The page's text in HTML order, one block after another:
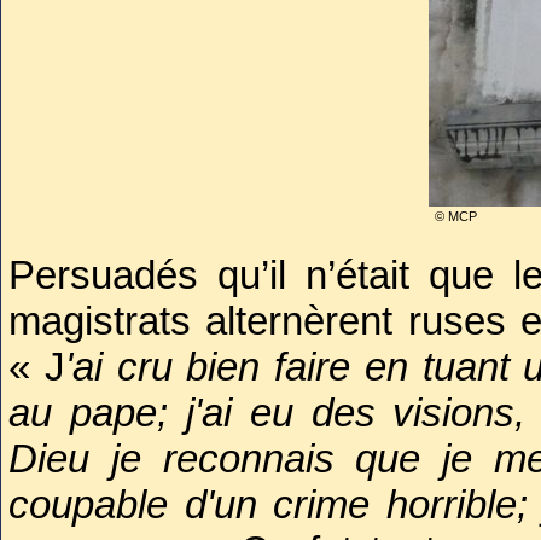
Persuadés qu’il n’était que
magistrats alternèrent ruses
« J'ai cru bien faire en tuant
au pape; j'ai eu des
Dieu je reconnais que je
coupable d'un crime
© MCP